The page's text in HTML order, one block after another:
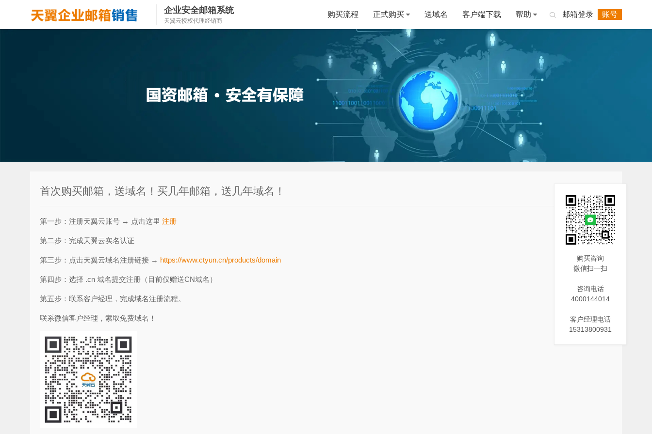
企业安全邮箱系统
天翼云授权代理经销商
邮箱登录 账号

购买流程 正式购买 送域名 客户端下载 帮助
首次购买邮箱，送域名！买几年邮箱，送几年域名！
第一步：注册天翼云账号 → 点击这里 注册
第二步：完成天翼云实名认证
第三步：点击天翼云域名注册链接 → https://www.ctyun.cn/products/domain
第四步：选择 .cn 域名提交注册（目前仅赠送CN域名）
第五步：联系客户经理，完成域名注册流程。
联系微信客户经理，索取免费域名！
购买咨询
微信扫一扫
咨询电话
4000144014
客户经理电话
15313800931